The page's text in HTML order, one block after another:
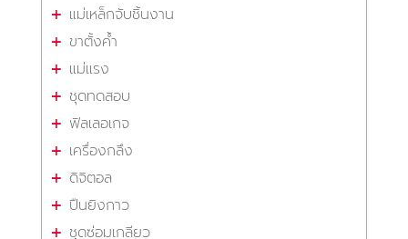
แม่เหล็กจับชิ้นงาน
ขาตั้งค้ำ
แม่แรง
ชุดทดสอบ
ฟิลเลอเกจ
เครื่องกลึง
ดิจิตอล
ปืนยิงกาว
ชุดซ่อมเกลียว